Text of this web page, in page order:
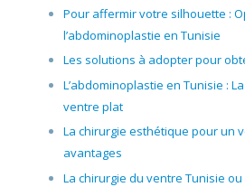
Pour affermir votre silhouette :
l’abdominoplastie en Tunisie
Les solutions à adopter pour
L’abdominoplastie en Tunisie :
ventre plat
La chirurgie esthétique pour un
avantages
La chirurgie du ventre Tunisie